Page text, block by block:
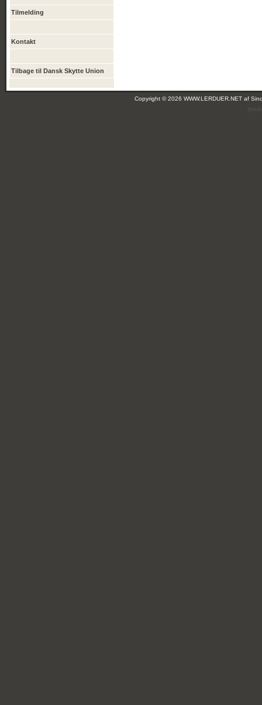
Tilmelding
Kontakt
Tilbage til Dansk Skytte Union
Copyright © 2026 WWW.LERDUER.NET af